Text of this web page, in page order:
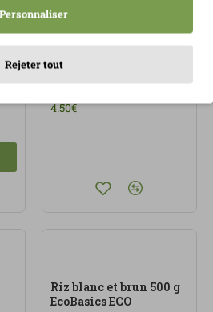
Riz Basmati Semi-
Intégral 500g Autour de
Riz ECO
4.50€
Riz blanc et brun 500 g
EcoBasics ECO
Personnaliser
Rejeter tout